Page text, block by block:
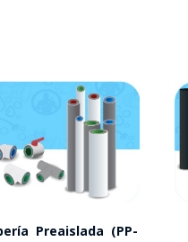
Preaislada (PP-